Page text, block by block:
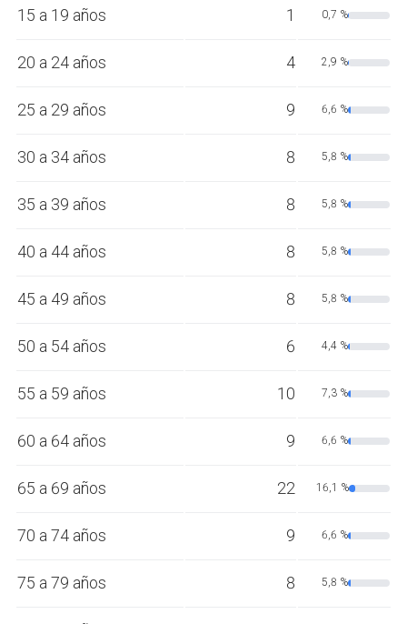
15 a 19 años 1 0,7 %
20 a 24 años 4 2,9 %
25 a 29 años 9 6,6 %
30 a 34 años 8 5,8 %
35 a 39 años 8 5,8 %
40 a 44 años 8 5,8 %
45 a 49 años 8 5,8 %
50 a 54 años 6 4,4 %
55 a 59 años 10 7,3 %
60 a 64 años 9 6,6 %
65 a 69 años 22 16,1 %
70 a 74 años 9 6,6 %
75 a 79 años 8 5,8 %